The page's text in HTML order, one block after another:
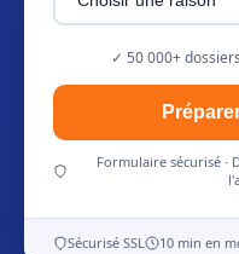
✓ 50 000+
Formulaire sécurisé ·
Sécurisé SSL 10 min en